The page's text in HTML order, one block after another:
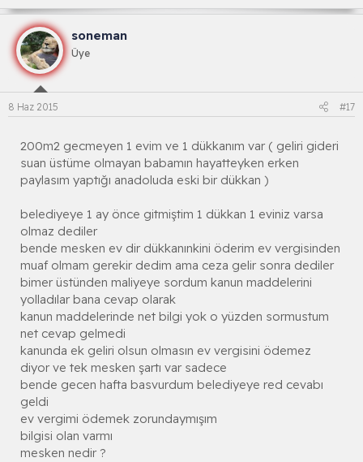
soneman
Üye
8 Haz 2015 #17
200m2 gecmeyen 1 evim ve 1 dükkanım var ( geliri gideri
suan üstüme olmayan babamın hayatteyken erken
paylasım yaptığı anadoluda eski bir dükkan )
belediyeye 1 ay önce gitmiştim 1 dükkan 1 eviniz varsa
olmaz dediler
bende mesken ev dir dükkanınkini öderim ev vergisinden
muaf olmam gerekir dedim ama ceza gelir sonra dediler
bimer üstünden maliyeye sordum kanun maddelerini
yolladılar bana cevap olarak
kanun maddelerinde net bilgi yok o yüzden sormustum
net cevap gelmedi
kanunda ek geliri olsun olmasın ev vergisini ödemez
diyor ve tek mesken şartı var sadece
bende gecen hafta basvurdum belediyeye red cevabı
geldi
ev vergimi ödemek zorundaymışım
bilgisi olan varmı
mesken nedir ?